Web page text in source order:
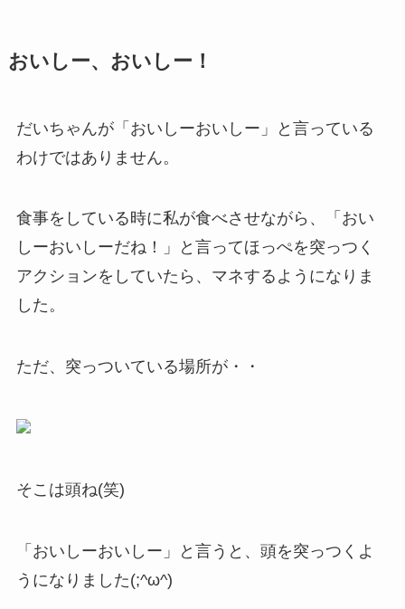
おいしー、おいしー！
だいちゃんが「おいしーおいしー」と言っている
わけではありません。
食事をしている時に私が食べさせながら、「おい
しーおいしーだね！」と言ってほっぺを突っつく
アクションをしていたら、マネするようになりま
した。
ただ、突っついている場所が・・
そこは頭ね(笑)
「おいしーおいしー」と言うと、頭を突っつくよ
うになりました(;^ω^)